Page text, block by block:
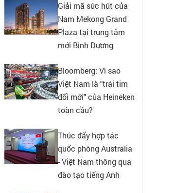
Giải mã sức hút của
Nam Mekong Grand
Plaza tại trung tâm
mới Bình Dương
Bloomberg: Vì sao
Việt Nam là "trái tim
đổi mới" của Heineken
toàn cầu?
Thúc đẩy hợp tác
quốc phòng Australia
- Việt Nam thông qua
đào tạo tiếng Anh